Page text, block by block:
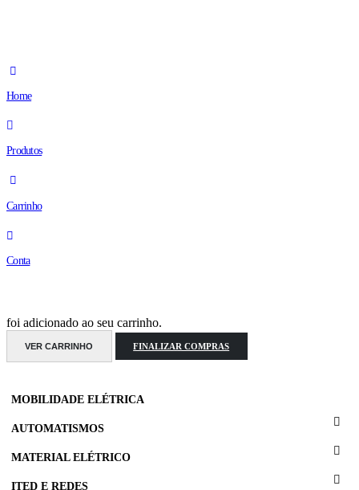
Home
Produtos
Carrinho
Conta
foi adicionado ao seu carrinho.
VER CARRINHO FINALIZAR COMPRAS
MOBILIDADE ELÉTRICA
AUTOMATISMOS
MATERIAL ELÉTRICO
ITED E REDES